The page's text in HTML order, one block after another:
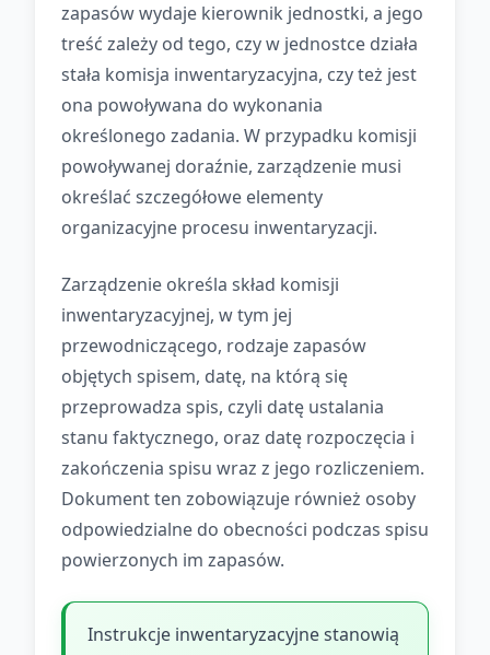
zapasów wydaje kierownik jednostki, a jego
treść zależy od tego, czy w jednostce działa
stała komisja inwentaryzacyjna, czy też jest
ona powoływana do wykonania
określonego zadania. W przypadku komisji
powoływanej doraźnie, zarządzenie musi
określać szczegółowe elementy
organizacyjne procesu inwentaryzacji.
Zarządzenie określa skład komisji
inwentaryzacyjnej, w tym jej
przewodniczącego, rodzaje zapasów
objętych spisem, datę, na którą się
przeprowadza spis, czyli datę ustalania
stanu faktycznego, oraz datę rozpoczęcia i
zakończenia spisu wraz z jego rozliczeniem.
Dokument ten zobowiązuje również osoby
odpowiedzialne do obecności podczas spisu
powierzonych im zapasów.
Instrukcje inwentaryzacyjne stanowią